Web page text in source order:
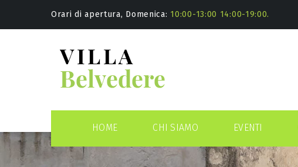
Orari di apertura, Domenica: 10:00-13:00 14:00-19:00.
HOME CHI SIAMO EVENTI